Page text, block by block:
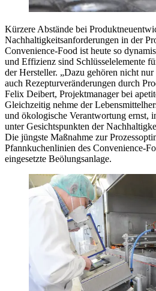
Kürzere Abstände bei
Nachhaltigkeitsanforderungen in der
Convenience-Food ist heute so
und Effizienz sind Schlüsselelemente
der Hersteller. „Dazu gehören nicht
auch Rezepturveränderungen durch
Felix Deibert, Projektmanager bei
Gleichzeitig nehme der
und ökologische Verantwortung ernst,
unter Gesichtspunkten der
Die jüngste Maßnahme zur
Pfannkuchenlinien des Convenience-
eingesetzte Beölungsanlage.